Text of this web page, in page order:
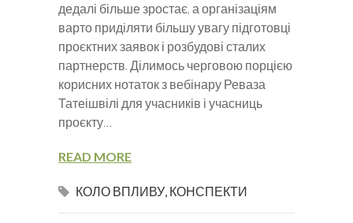
дедалі більше зростає, а організаціям
варто приділяти більшу увагу підготовці
проєктних заявок і розбудові сталих
партнерств. Ділимось черговою порцією
корисних нотаток з вебінару Реваза
Татеішвілі для учасників і учасниць
проєкту…
READ MORE
КОЛО ВПЛИВУ, КОНСПЕКТИ